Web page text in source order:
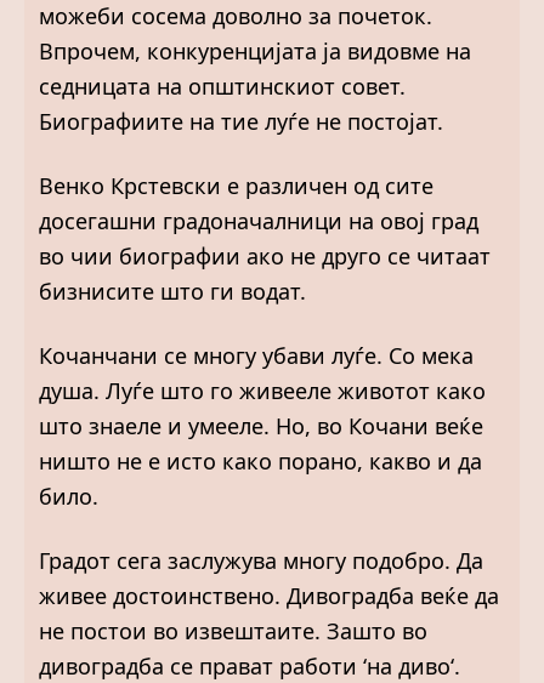
можеби сосема доволно за почеток.
Впрочем, конкуренцијата ја видовме на
седницата на општинскиот совет.
Биографиите на тие луѓе не постојат.
Венко Крстевски е различен од сите
досегашни градоначалници на овој град
во чии биографии ако не друго се читаат
бизнисите што ги водат.
Кочанчани се многу убави луѓе. Со мека
душа. Луѓе што го живееле животот како
што знаеле и умееле. Но, во Кочани веќе
ништо не е исто како порано, какво и да
било.
Градот сега заслужува многу подобро. Да
живее достоинствено. Дивоградба веќе да
не постои во извештаите. Зашто во
дивоградба се прават работи ‘на диво‘.